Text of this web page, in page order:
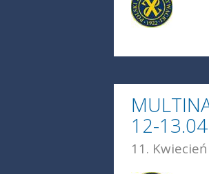
12-
11.